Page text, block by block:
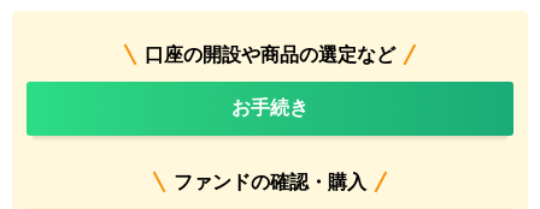
口座の開設や商品の選定など
お手続き
ファンドの確認・購入